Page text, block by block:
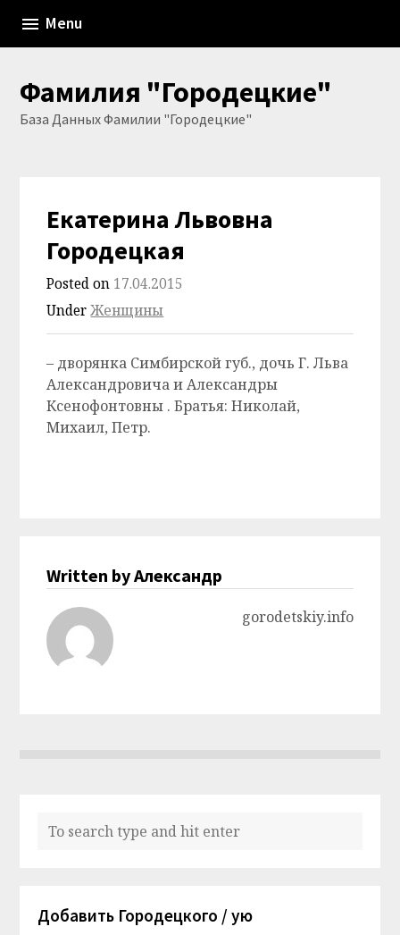
content
Menu
Фамилия "Городецкие"
База Данных Фамилии "Городецкие"
Екатерина Львовна
Городецкая
Posted on 17.04.2015
UnderЖенщины
– дворянка Симбирской губ., дочь Г. Льва
Александровича и Александры
Ксенофонтовны . Братья: Николай,
Михаил, Петр.
Written by Александр
gorodetskiy.info
Добавить Городецкого / ую